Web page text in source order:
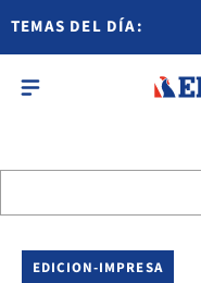
TEMAS DEL DÍA:
EDICION-IMPRESA